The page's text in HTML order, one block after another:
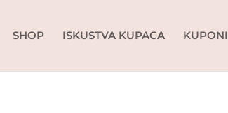
SHOP ISKUSTVA KUPACA KUPONI